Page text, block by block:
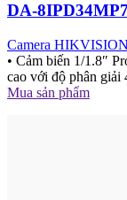
DA-
Camera HIKVISION
• Cảm biến 1/1.8″
cao với độ phân giải
Mua sản phẩm